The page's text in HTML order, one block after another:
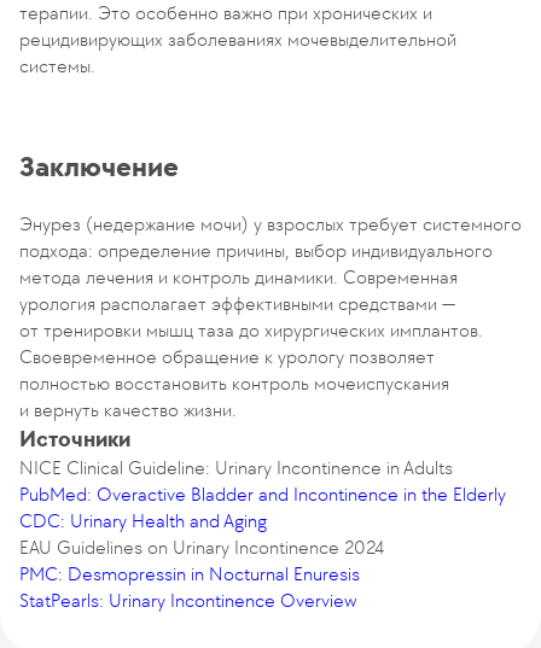
терапии. Это особенно важно при хронических и
рецидивирующих заболеваниях мочевыделительной
системы.
Заключение
Энурез (недержание мочи) у взрослых требует системного
подхода: определение причины, выбор индивидуального
метода лечения и контроль динамики. Современная
урология располагает эффективными средствами —
от тренировки мышц таза до хирургических имплантов.
Своевременное обращение к урологу позволяет
полностью восстановить контроль мочеиспускания
и вернуть качество жизни.
Источники
NICE Clinical Guideline: Urinary Incontinence in Adults
PubMed: Overactive Bladder and Incontinence in the Elderly
CDC: Urinary Health and Aging
EAU Guidelines on Urinary Incontinence 2024
PMC: Desmopressin in Nocturnal Enuresis
StatPearls: Urinary Incontinence Overview